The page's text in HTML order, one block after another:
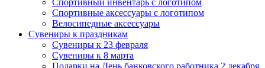
Спортивные аксессуары с логотипом
Велосипедные аксессуары
Сувениры к праздникам
Сувениры к 23 февраля
Сувениры к 8 марта
Подарки на День банковского работника 2 декабря